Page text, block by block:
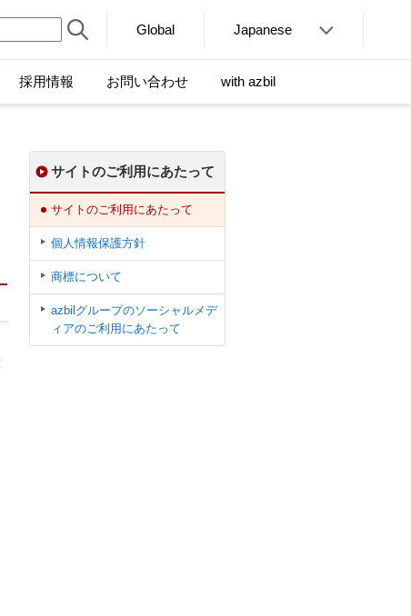
Global Japanese
採用情報 お問い合わせ with azbil
サイトのご利用にあたって
サイトのご利用にあたって
個人情報保護方針
商標について
azbilグループのソーシャルメデ
ィアのご利用にあたって